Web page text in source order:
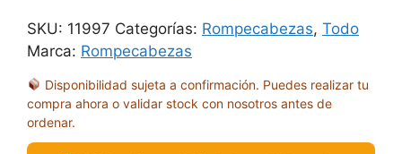
WARS
DARTH
HELMET
cantidad
SKU: 11997 Categorías: Rompecabezas, Todo
Marca: Rompecabezas
Disponibilidad sujeta a confirmación. Puedes realizar tu
compra ahora o validar stock con nosotros antes de
ordenar.